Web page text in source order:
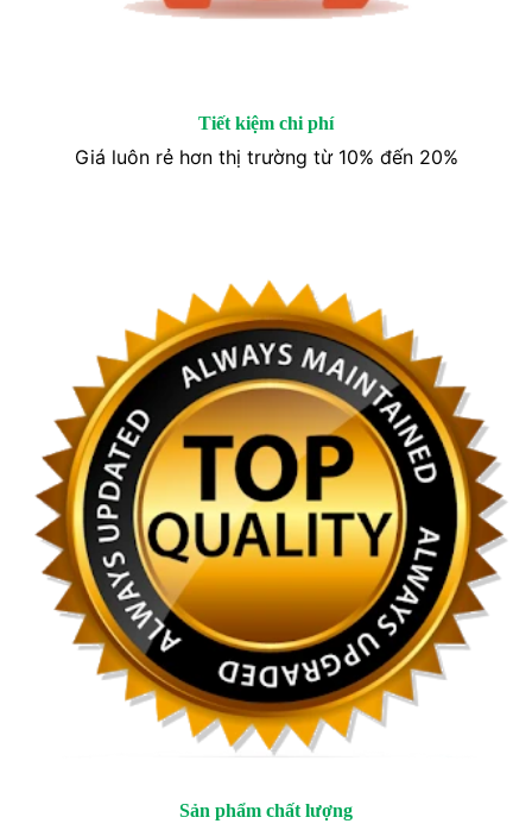
Tiết kiệm chi phí
Giá luôn rẻ hơn thị trường từ 10% đến 20%
Sản phẩm chất lượng